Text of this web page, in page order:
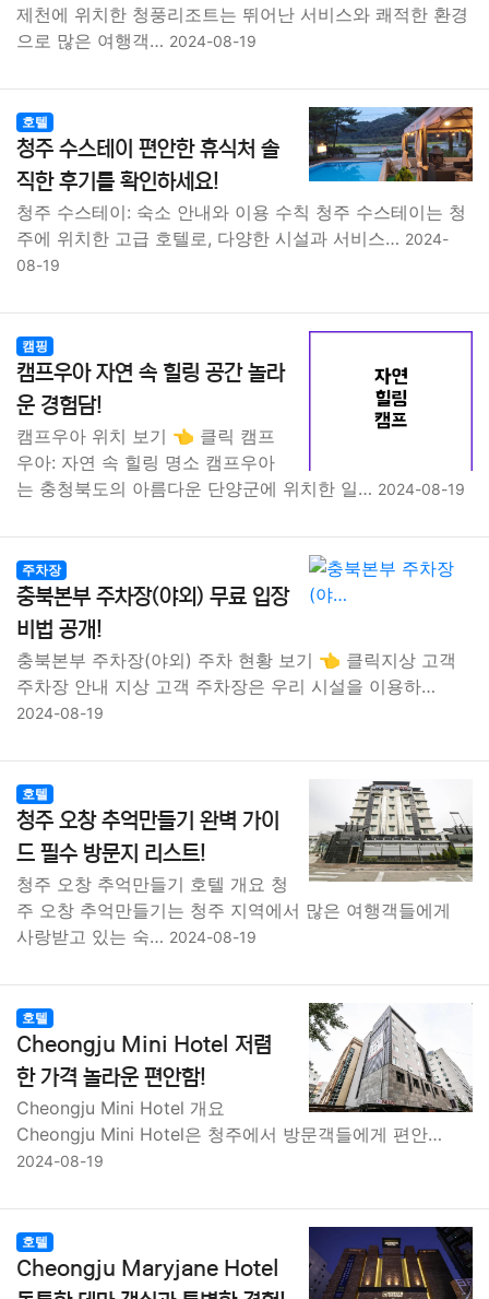
제천에 위치한 청풍리조트는 뛰어난 서비스와 쾌적한 환경
으로 많은 여행객… 2024-08-19
호텔
청주 수스테이 편안한 휴식처 솔
직한 후기를 확인하세요!
청주 수스테이: 숙소 안내와 이용 수칙 청주 수스테이는 청
주에 위치한 고급 호텔로, 다양한 시설과 서비스… 2024-
08-19
캠핑
캠프우아 자연 속 힐링 공간 놀라
운 경험담!
캠프우아 위치 보기 👈 클릭 캠프
우아: 자연 속 힐링 명소 캠프우아
는 충청북도의 아름다운 단양군에 위치한 일… 2024-08-19
주차장
충북본부 주차장(야외) 무료 입장
비법 공개!
충북본부 주차장(야외) 주차 현황 보기 👈 클릭지상 고객
주차장 안내 지상 고객 주차장은 우리 시설을 이용하…
2024-08-19
호텔
청주 오창 추억만들기 완벽 가이
드 필수 방문지 리스트!
청주 오창 추억만들기 호텔 개요 청
주 오창 추억만들기는 청주 지역에서 많은 여행객들에게
사랑받고 있는 숙… 2024-08-19
호텔
Cheongju Mini Hotel 저렴
한 가격 놀라운 편안함!
Cheongju Mini Hotel 개요
Cheongju Mini Hotel은 청주에서 방문객들에게 편안…
2024-08-19
호텔
Cheongju Maryjane Hotel